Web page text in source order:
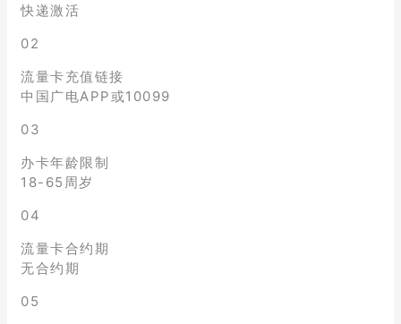
快递激活
02
流量卡充值链接
中国广电APP或10099
03
办卡年龄限制
18-65周岁
04
流量卡合约期
无合约期
05